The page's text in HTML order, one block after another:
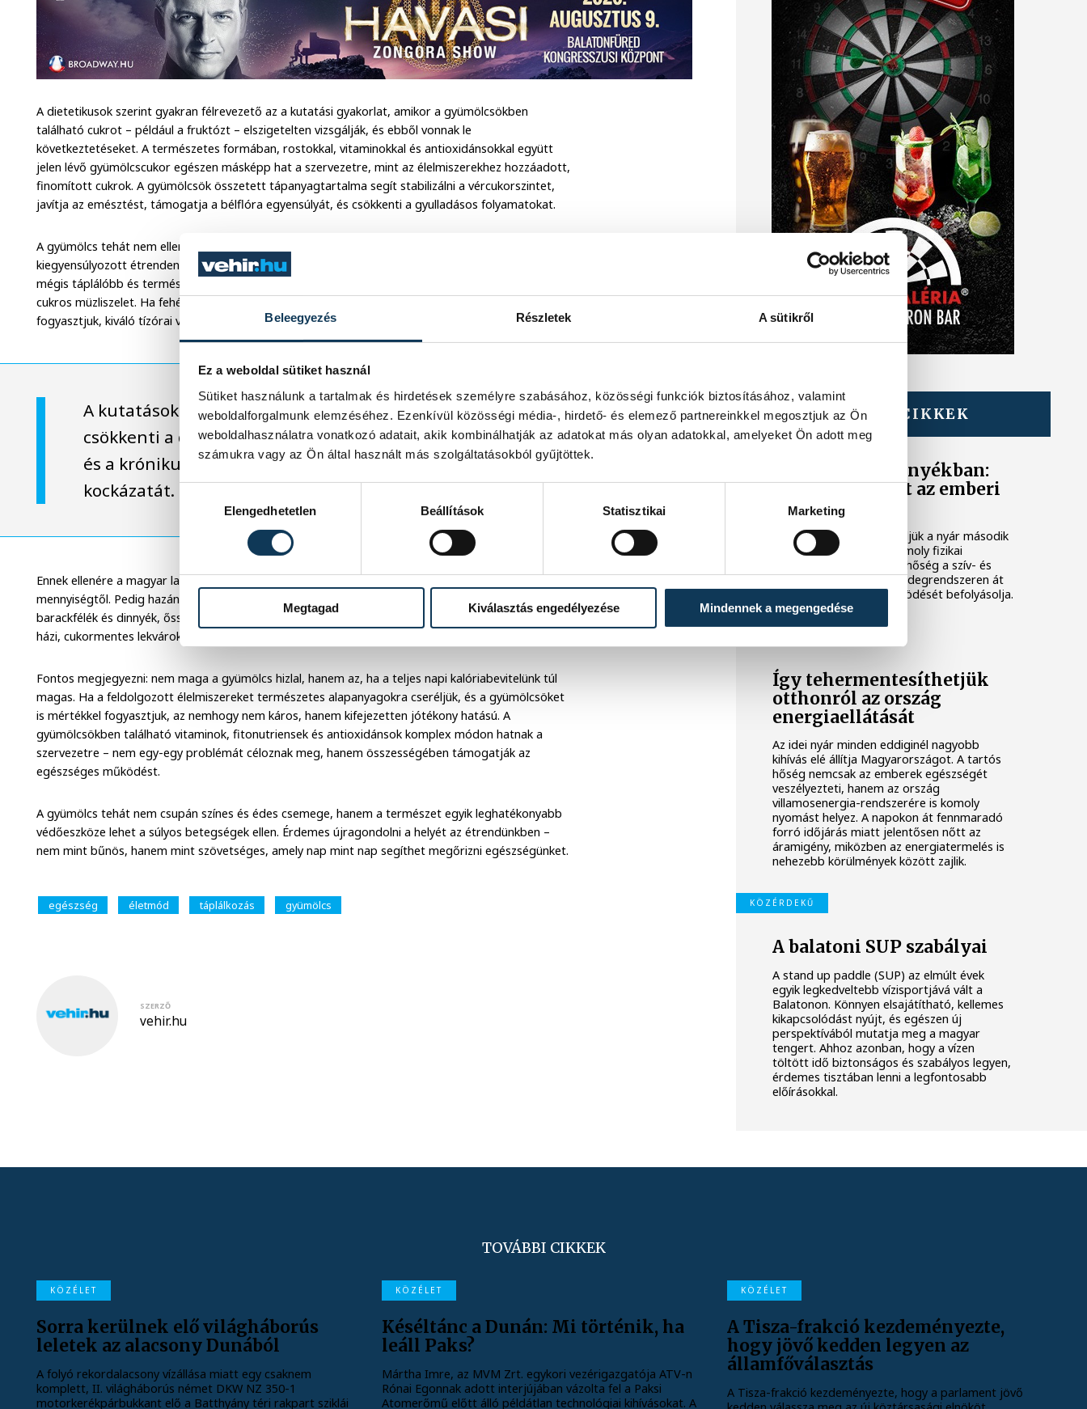
Beleegyezés Részletek A sütikről
Ez a weboldal sütiket használ
Sütiket használunk a tartalmak és hirdetések személyre szabásához, közösségi funkciók biztosításához, valamint
weboldalforgalmunk elemzéséhez. Ezenkívül közösségi média-, hirdető- és elemező partnereinkkel megosztjuk az Ön
weboldalhasználatra vonatkozó adatait, akik kombinálhatják az adatokat más olyan adatokkal, amelyeket Ön adott meg
számukra vagy az Ön által használt más szolgáltatásokból gyűjtöttek.
Elengedhetetlen
Beállítások Statisztikai Marketing
Megtagad Kiválasztás engedélyezése Mindennek a megengedése
A dietetikusok szerint gyakran félrevezető az a kutatási gyakorlat, amikor a gyümölcsökben
található cukrot – például a fruktózt – elszigetelten vizsgálják, és ebből vonnak le
következtetéseket. A természetes formában, rostokkal, vitaminokkal és antioxidánsokkal együtt
jelen lévő gyümölcscukor egészen másképp hat a szervezetre, mint az élelmiszerekhez hozzáadott,
finomított cukrok. A gyümölcsök összetett tápanyagtartalma segít stabilizálni a vércukorszintet,
javítja az emésztést, támogatja a bélflóra egyensúlyát, és csökkenti a gyulladásos folyamatokat.
A gyümölcs tehát nem ellenség, hanem szövetséges. A hangsúly a mértékletességen és a
kiegyensúlyozott étrenden van. Egy közepes banán például körülbelül 100-120 kalóriát tartalmaz,
mégis táplálóbb és természetesebb választás lehet, mint egy feldolgozott fehérjeszelet vagy
cukros müzliszelet. Ha fehérjedús táplálékkal, például túróval vagy natúr joghurttal együtt
fogyasztjuk, kiváló tízórai vagy uzsonna lehet.
A kutatások szerint a rendszeres gyümölcsfogyasztás
csökkenti a daganatos betegségek, a magas vérnyomás
és a krónikus anyagcsere-zavarok kialakulásának
kockázatát.
Ennek ellenére a magyar lakosság gyümölcsfogyasztása messze elmarad az ajánlott napi
mennyiségtől. Pedig hazánk gazdag szezonális kínálattal rendelkezik: nyáron a bogyós gyümölcsök,
barackfélék és dinnyék, ősszel az alma, a körte, a szilva, télen pedig akár aszalt gyümölcsök vagy
házi, cukormentes lekvárok is értékes kiegészítői lehetnek az étrendnek.
Fontos megjegyezni: nem maga a gyümölcs hizlal, hanem az, ha a teljes napi kalóriabevitelünk túl
magas. Ha a feldolgozott élelmiszereket természetes alapanyagokra cseréljük, és a gyümölcsöket
is mértékkel fogyasztjuk, az nemhogy nem káros, hanem kifejezetten jótékony hatású. A
gyümölcsökben található vitaminok, fitonutriensek és antioxidánsok komplex módon hatnak a
szervezetre – nem egy-egy problémát céloznak meg, hanem összességében támogatják az
egészséges működést.
A gyümölcs tehát nem csupán színes és édes csemege, hanem a természet egyik leghatékonyabb
védőeszköze lehet a súlyos betegségek ellen. Érdemes újragondolni a helyét az étrendünkben –
nem mint bűnös, hanem mint szövetséges, amely nap mint nap segíthet megőrizni egészségünket.
egészség életmód táplálkozás gyümölcs
SZERZŐ
vehir.hu
TOVÁBBI CIKKEK
ÉLETMÓD
Negyven fok árnyékban:
meddig bírja ezt az emberi
szervezet?
Magyarországon most éljük a nyár második
nagy hőhullámát, ami komoly fizikai
megterhelést is jelent. A hőség a szív- és
érrendszertől kezdve az idegrendszeren át
szinte minden szerv működését befolyásolja.
Így tehermentesíthetjük
otthonról az ország
energiaellátását
Az idei nyár minden eddiginél nagyobb
kihívás elé állítja Magyarországot. A tartós
hőség nemcsak az emberek egészségét
veszélyezteti, hanem az ország
villamosenergia-rendszerére is komoly
nyomást helyez. A napokon át fennmaradó
forró időjárás miatt jelentősen nőtt az
áramigény, miközben az energiatermelés is
nehezebb körülmények között zajlik.
KÖZÉRDEKŰ
A balatoni SUP szabályai
A stand up paddle (SUP) az elmúlt évek
egyik legkedveltebb vízisportjává vált a
Balatonon. Könnyen elsajátítható, kellemes
kikapcsolódást nyújt, és egészen új
perspektívából mutatja meg a magyar
tengert. Ahhoz azonban, hogy a vízen
töltött idő biztonságos és szabályos legyen,
érdemes tisztában lenni a legfontosabb
előírásokkal.
TOVÁBBI CIKKEK
KÖZÉLET
Sorra kerülnek elő világháborús
leletek az alacsony Dunából
A folyó rekordalacsony vízállása miatt egy csaknem
komplett, II. világháborús német DKW NZ 350-1
motorkerékpárbukkant elő a Batthyány téri rakpart sziklái
KÖZÉLET
Késéltánc a Dunán: Mi történik, ha
leáll Paks?
Mártha Imre, az MVM Zrt. egykori vezérigazgatója ATV-n
Rónai Egonnak adott interjújában vázolta fel a Paksi
Atomerőmű előtt álló példátlan technológiai kihívásokat. A
KÖZÉLET
A Tisza-frakció kezdeményezte,
hogy jövő kedden legyen az
államfőválasztás
A Tisza-frakció kezdeményezte, hogy a parlament jövő